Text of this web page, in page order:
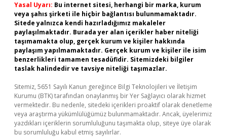
Yasal Uyarı: Bu internet sitesi, herhangi bir marka, kurum
veya şahıs şirketi ile hiçbir bağlantısı bulunmamaktadır.
Sitede yalnızca kendi hazırladığımız makaleler
paylaşılmaktadır. Burada yer alan içerikler haber niteliği
taşımamakta olup, gerçek kurum ve kişiler hakkında
paylaşım yapılmamaktadır. Gerçek kurum ve kişiler ile isim
benzerlikleri tamamen tesadüfidir. Sitemizdeki bilgiler
taslak halindedir ve tavsiye niteliği taşımazlar.
Sitemiz, 5651 Sayılı Kanun gereğince Bilgi Teknolojileri ve İletişim
Kurumu (BTK) tarafından onaylanmış bir Yer Sağlayıcı olarak hizmet
vermektedir. Bu nedenle, sitedeki içerikleri proaktif olarak denetleme
veya araştırma yükümlülüğümüz bulunmamaktadır. Ancak, üyelerimiz
yazdıkları içeriklerin sorumluluğunu taşımakta olup, siteye üye olarak
bu sorumluluğu kabul etmiş sayılırlar.